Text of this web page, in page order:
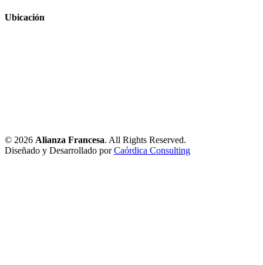
Ubicación
© 2026 Alianza Francesa. All Rights Reserved.
Diseñado y Desarrollado porCaórdica Consulting